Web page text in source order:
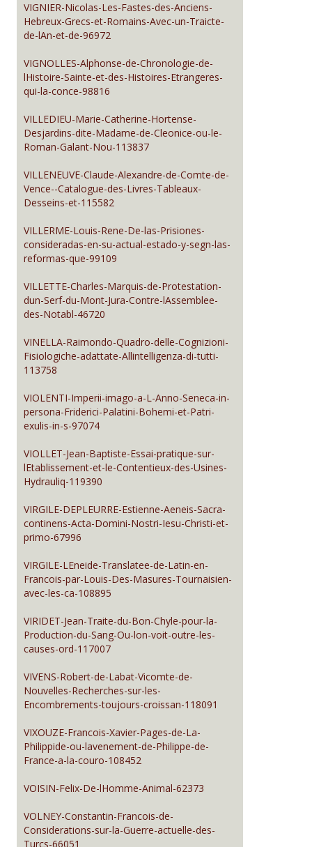
VIGNIER-Nicolas-Les-Fastes-des-Anciens-
Hebreux-Grecs-et-Romains-Avec-un-Traicte-
de-lAn-et-de-96972
VIGNOLLES-Alphonse-de-Chronologie-de-
lHistoire-Sainte-et-des-Histoires-Etrangeres-
qui-la-conce-98816
VILLEDIEU-Marie-Catherine-Hortense-
Desjardins-dite-Madame-de-Cleonice-ou-le-
Roman-Galant-Nou-113837
VILLENEUVE-Claude-Alexandre-de-Comte-de-
Vence--Catalogue-des-Livres-Tableaux-
Desseins-et-115582
VILLERME-Louis-Rene-De-las-Prisiones-
consideradas-en-su-actual-estado-y-segn-las-
reformas-que-99109
VILLETTE-Charles-Marquis-de-Protestation-
dun-Serf-du-Mont-Jura-Contre-lAssemblee-
des-Notabl-46720
VINELLA-Raimondo-Quadro-delle-Cognizioni-
Fisiologiche-adattate-Allintelligenza-di-tutti-
113758
VIOLENTI-Imperii-imago-a-L-Anno-Seneca-in-
persona-Friderici-Palatini-Bohemi-et-Patri-
exulis-in-s-97074
VIOLLET-Jean-Baptiste-Essai-pratique-sur-
lEtablissement-et-le-Contentieux-des-Usines-
Hydrauliq-119390
VIRGILE-DEPLEURRE-Estienne-Aeneis-Sacra-
continens-Acta-Domini-Nostri-Iesu-Christi-et-
primo-67996
VIRGILE-LEneide-Translatee-de-Latin-en-
Francois-par-Louis-Des-Masures-Tournaisien-
avec-les-ca-108895
VIRIDET-Jean-Traite-du-Bon-Chyle-pour-la-
Production-du-Sang-Ou-lon-voit-outre-les-
causes-ord-117007
VIVENS-Robert-de-Labat-Vicomte-de-
Nouvelles-Recherches-sur-les-
Encombrements-toujours-croissan-118091
VIXOUZE-Francois-Xavier-Pages-de-La-
Philippide-ou-lavenement-de-Philippe-de-
France-a-la-couro-108452
VOISIN-Felix-De-lHomme-Animal-62373
VOLNEY-Constantin-Francois-de-
Considerations-sur-la-Guerre-actuelle-des-
Turcs-66051